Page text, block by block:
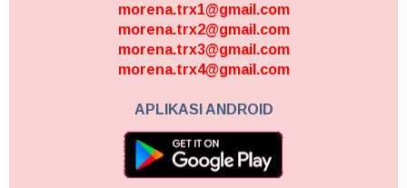
morena.trx1@gmail.com
morena.trx2@gmail.com
morena.trx3@gmail.com
morena.trx4@gmail.com
APLIKASI ANDROID